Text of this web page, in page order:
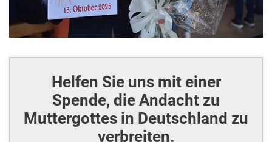
Helfen Sie uns mit einer
Spende, die Andacht zu
Muttergottes in Deutschland zu
verbreiten.